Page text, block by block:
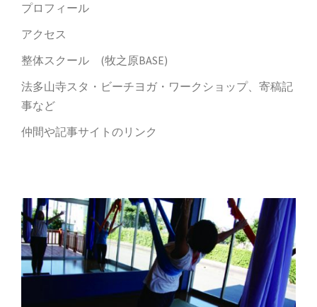
プロフィール
アクセス
整体スクール (牧之原BASE)
法多山寺スタ・ビーチヨガ・ワークショップ、寄稿記
事など
仲間や記事サイトのリンク